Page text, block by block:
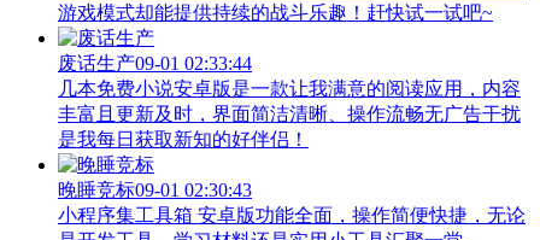
游戏模式却能提供持续的战斗乐趣！赶快试一试吧~
废话生产09-01 02:33:44
几本免费小说安卓版是一款让我满意的阅读应用，内容
丰富且更新及时，界面简洁清晰、操作流畅无广告干扰
是我每日获取新知的好伴侣！
晚睡竞标09-01 02:30:43
小程序集工具箱 安卓版功能全面，操作简便快捷，无论